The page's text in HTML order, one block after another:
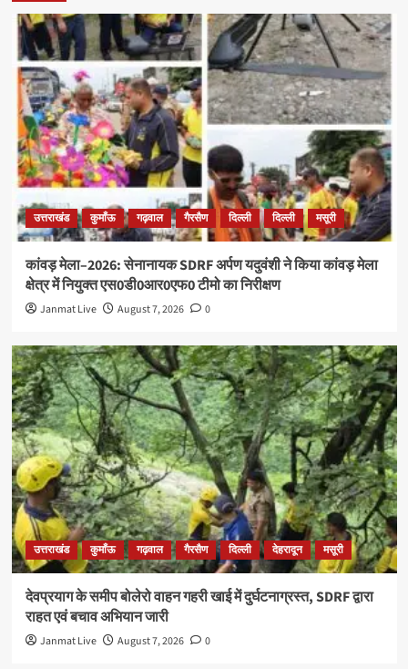
उत्तराखंड कुमाँऊ गढ़वाल गैरसैण दिल्ली दिल्ली मसूरी
कांवड़ मेला–2026: सेनानायक SDRF अर्पण यदुवंशी ने किया कांवड़ मेला
क्षेत्र में नियुक्त एस0डी0आर0एफ0 टीमो का निरीक्षण
Janmat Live August 7, 2026 0
उत्तराखंड कुमाँऊ गढ़वाल गैरसैण दिल्ली देहरादून मसूरी
देवप्रयाग के समीप बोलेरो वाहन गहरी खाई में दुर्घटनाग्रस्त, SDRF द्वारा
राहत एवं बचाव अभियान जारी
Janmat Live August 7, 2026 0